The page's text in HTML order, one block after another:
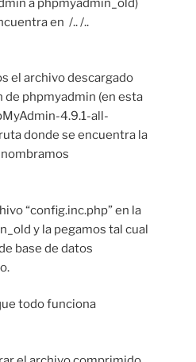
a phpmyadmin_old)
en /.. /..
el archivo descargado
de phpmyadmin (en esta
4.9.1-all-
donde se encuentra la
“config.inc.php” en la
y la pegamos tal cual
base de datos
todo funciona